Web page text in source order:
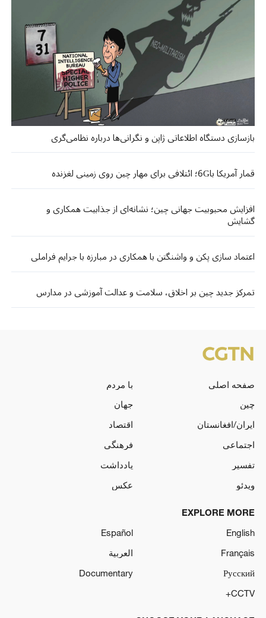
بازسازی دستگاه اطلاعاتی ژاپن و نگرانی‌ها درباره نظامی‌گری
قمار آمریکا با6G؛ ائتلافی برای مهار چین روی زمینی لغزنده
افزایش محبوبیت جهانی چین؛ نشانه‌ای از جذابیت همکاری و
گشایش
اعتماد سازی پکن و واشنگتن با همکاری در مبارزه با جرایم فراملی
تمرکز جدید چین بر اخلاق، سلامت و عدالت آموزشی در مدارس
صفحه اصلی
با مردم
چین
جهان
ایران/افغانستان
اقتصاد
اجتماعی
فرهنگی
تفسیر
یادداشت
ویدئو
عکس
EXPLORE MORE
English
Español
Français
العربية
Русский
Documentary
CCTV+